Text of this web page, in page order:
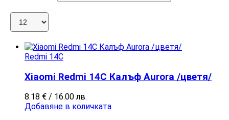
Redmi 14C
Xiaomi Redmi 14C Калъф Aurora /цветя/
8.18 € / 16.00 лв.
Добавяне в количката